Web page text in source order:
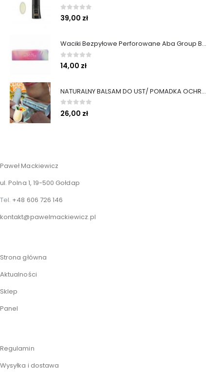
0out of 5
39,00 zł
Waciki Bezpyłowe Perforowane Aba Group Bezpyłowe 500 szt.
0 out of 5
14,00 zł
NATURALNY BALSAM DO UST/ POMADKA OCHRONNA
0out of 5
26,00 zł
Paweł Mackiewicz
ul. Polna 1, 19-500 Gołdap
Tel. +48 606 726 146
kontakt@pawelmackiewicz.pl
Strona główna
Aktualności
Sklep
Panel
Regulamin
Wysyłka i dostawa